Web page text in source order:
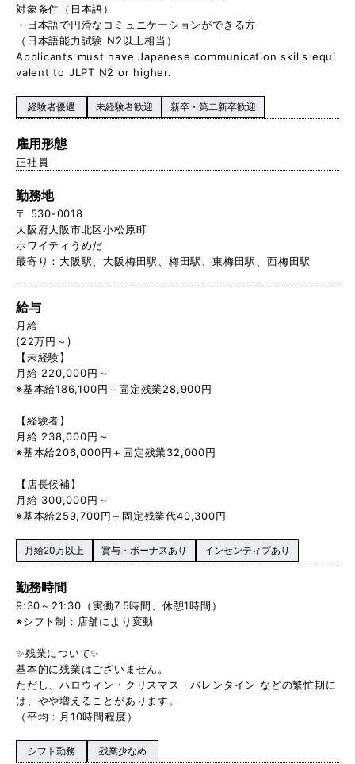
対象条件（日本語）
・日本語で円滑なコミュニケーションができる方
（日本語能力試験 N2以上相当）
Applicants must have Japanese communication skills equi
valent to JLPT N2 or higher.
経験者優遇 未経験者歓迎 新卒・第二新卒歓迎
雇用形態
正社員
勤務地
〒 530-0018
大阪府大阪市北区小松原町
ホワイティうめだ
最寄り：大阪駅、大阪梅田駅、梅田駅、東梅田駅、西梅田駅
給与
月給
(22万円～)
【未経験】
月給 220,000円～
※基本給186,100円＋固定残業28,900円
【経験者】
月給 238,000円～
※基本給206,000円＋固定残業32,000円
【店長候補】
月給 300,000円～
※基本給259,700円＋固定残業代40,300円
月給20万以上 賞与・ボーナスあり インセンティブあり
勤務時間
9:30～21:30（実働7.5時間、休憩1時間）
※シフト制：店舗により変動
✨残業について✨
基本的に残業はございません。
ただし、ハロウィン・クリスマス・バレンタイン などの繁忙期に
は、やや増えることがあります。
（平均：月10時間程度）
シフト勤務 残業少なめ